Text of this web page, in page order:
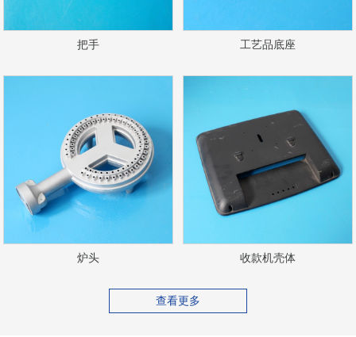
把手 工艺品底座
炉头 收款机壳体
查看更多